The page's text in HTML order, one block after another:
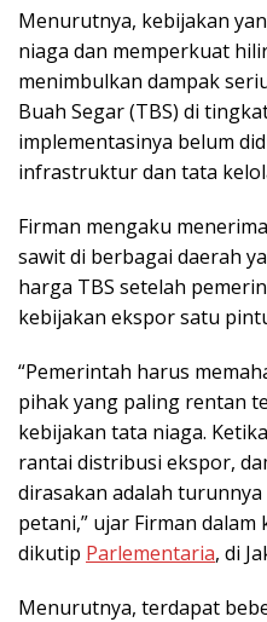
Menurutnya, kebijakan
niaga dan memperkuat
menimbulkan dampak
Buah Segar (TBS) di
implementasinya belum
infrastruktur dan tata
Firman mengaku
sawit di berbagai daerah
harga TBS setelah
kebijakan ekspor satu
“Pemerintah harus
pihak yang paling rentan
kebijakan tata niaga.
rantai distribusi ekspor,
dirasakan adalah
petani,” ujar Firman
dikutip Parlementaria, di
Menurutnya, terdapat